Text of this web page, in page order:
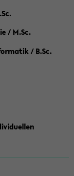
/ M.Sc.
/ B.Sc.